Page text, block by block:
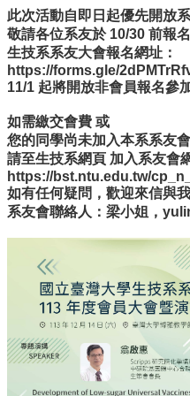
生
專
區
大
部
碩
博
士
班
常
此次活動自即日起優先開放
敬請各位系友於 10/30 前報名
生技系系友大會報名網址：
https://forms.gle/
11/1 起將開放非會員報名參
如需繳交會費 或
您的同學尚未加入本系系友
請至生技系網頁 加入系友會
https://bst.ntu.edu.tw/
如有任何疑問，歡迎來信與
系友會聯絡人：梁小姐，